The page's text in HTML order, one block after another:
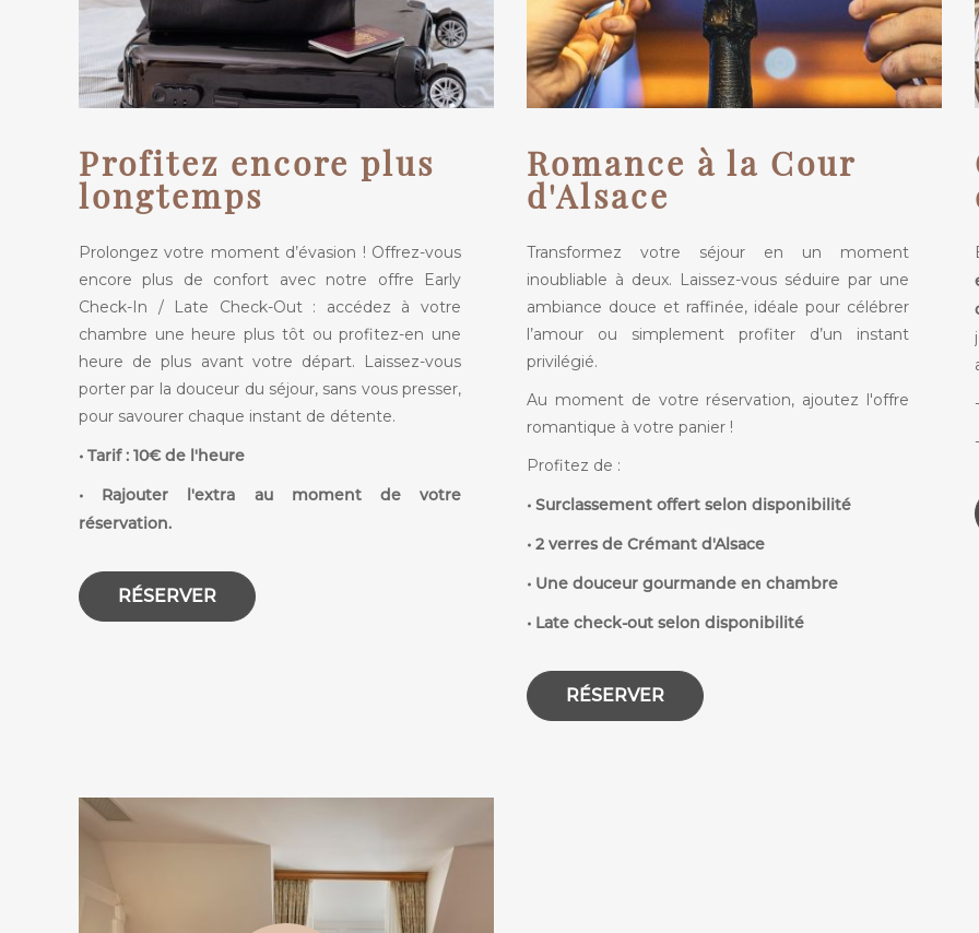
Profitez encore plus
longtemps
Prolongez votre moment d’évasion ! Offrez-vous
encore plus de confort avec notre offre Early
Check-In / Late Check-Out : accédez à votre
chambre une heure plus tôt ou profitez-en une
heure de plus avant votre départ. Laissez-vous
porter par la douceur du séjour, sans vous presser,
pour savourer chaque instant de détente.
• Tarif : 10€ de l'heure
• Rajouter l'extra au moment de votre
réservation.
RÉSERVER
Romance à la Cour
d'Alsace
Transformez votre séjour en un moment
inoubliable à deux. Laissez-vous séduire par une
ambiance douce et raffinée, idéale pour célébrer
l’amour ou simplement profiter d’un instant
privilégié.
Au moment de votre réservation, ajoutez l'offre
romantique à votre panier !
Profitez de :
• Surclassement offert selon disponibilité
• 2 verres de Crémant d'Alsace
• Une douceur gourmande en chambre
• Late check-out selon disponibilité
RÉSERVER